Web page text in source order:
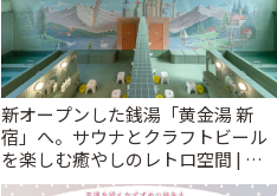
新オープンした銭湯「黄金湯 新
宿」へ。サウナとクラフトビール
を楽しむ癒やしのレトロ空間 | こ
とりっぷ